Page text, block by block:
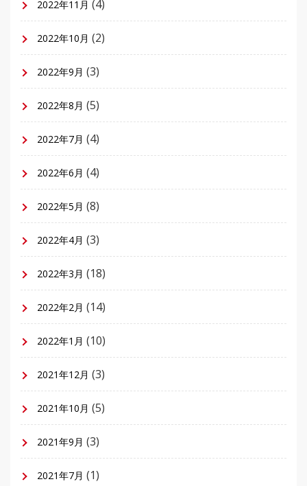
2022年11月 (4)
2022年10月 (2)
2022年9月 (3)
2022年8月 (5)
2022年7月 (4)
2022年6月 (4)
2022年5月 (8)
2022年4月 (3)
2022年3月 (18)
2022年2月 (14)
2022年1月 (10)
2021年12月 (3)
2021年10月 (5)
2021年9月 (3)
2021年7月 (1)